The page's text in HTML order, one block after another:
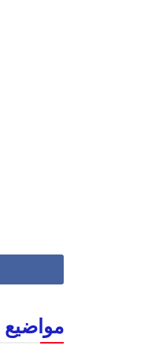
مواضيع